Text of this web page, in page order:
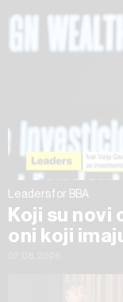
na „Prikaži
povući bez
Leaders for BBA
Koji su novi
oni koji